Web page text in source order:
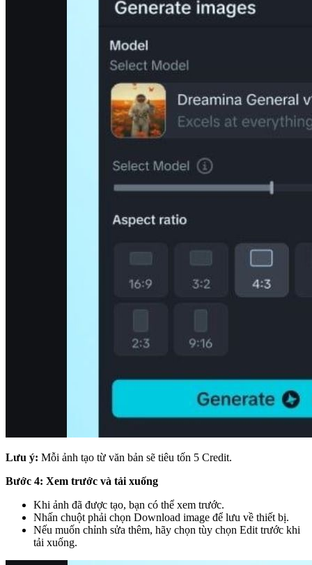
Lưu ý: Mỗi ảnh tạo từ văn bản sẽ tiêu tốn 5 Credit.
Bước 4: Xem trước và tải xuống
Khi ảnh đã được tạo, bạn có thể xem trước.
Nhấn chuột phải chọn Download image để lưu về thiết bị.
Nếu muốn chỉnh sửa thêm, hãy chọn tùy chọn Edit trước khi
tải xuống.